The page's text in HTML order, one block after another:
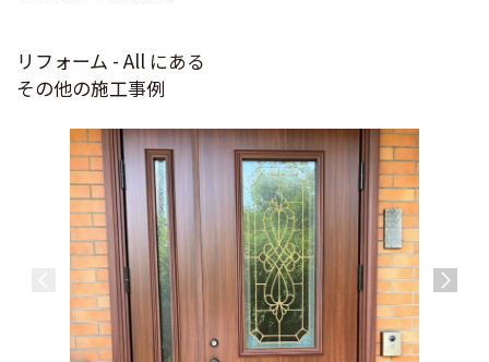
リフォーム - All にある
その他の施工事例